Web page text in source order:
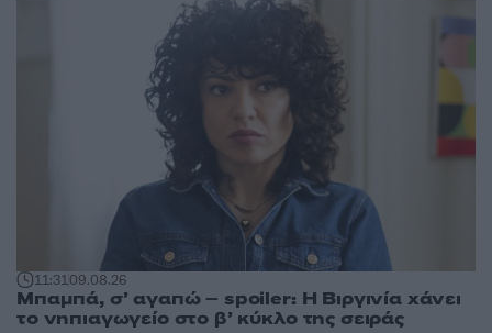
11:3109.08.26
Μπαμπά, σ’ αγαπώ – spoiler: Η Βιργινία χάνει
το νηπιαγωγείο στο β’ κύκλο της σειράς